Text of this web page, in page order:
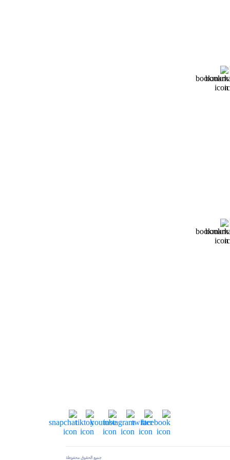
جميع الحقوق محفوظة